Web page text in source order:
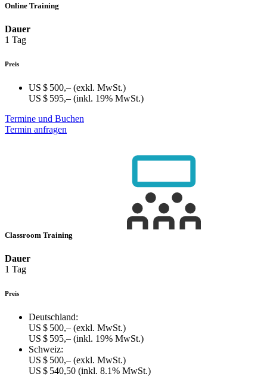
Online Training
Dauer
1 Tag
Preis
US $ 500,– (exkl. MwSt.)
US $ 595,– (inkl. 19% MwSt.)
Termine und Buchen
Termin anfragen
Classroom Training
Dauer
1 Tag
Preis
Deutschland:
US $ 500,– (exkl. MwSt.)
US $ 595,– (inkl. 19% MwSt.)
Schweiz:
US $ 500,– (exkl. MwSt.)
US $ 540,50 (inkl. 8.1% MwSt.)